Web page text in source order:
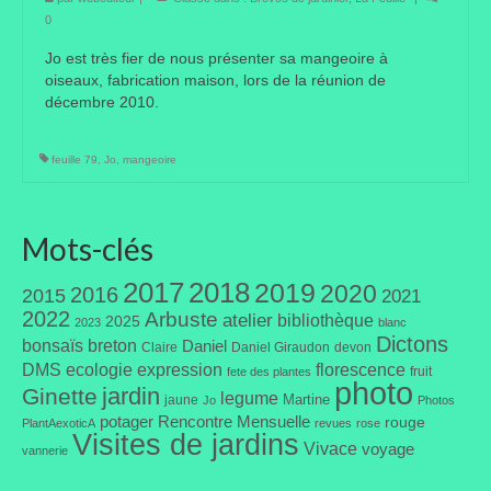
Vannerie
Bibliothèque
Revues
Listes
Evénements
Amis jardiniers du Devon
Fête des plantes
0
Jo est très fier de nous présenter sa mangeoire à
oiseaux, fabrication maison, lors de la réunion de
décembre 2010.
feuille 79 Jo mangeoire
Mots-clés
2015 2016 201720182019 2020 2021
2022 2023 2025 Arbuste atelier bibliothèque blanc
bonsaïs breton Claire Daniel Daniel Giraudon devon Dictons
DMS ecologie expression fete des plantes florescence fruit
Ginette jardin jaune Jo legume Martine photo Photos
PlantAexoticA potager Rencontre Mensuelle revues rose rouge
vannerie Visites de jardins Vivace voyage